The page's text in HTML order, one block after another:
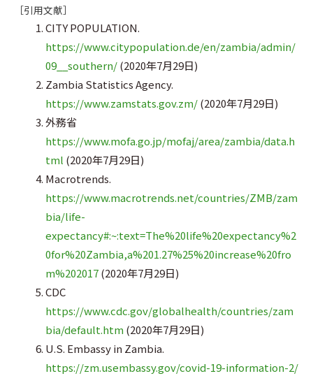
［引用文献］
CITY POPULATION.
https://www.citypopulation.de/en/zambia/admin/
09__southern/(2020年7月29日)
Zambia Statistics Agency.
https://www.zamstats.gov.zm/(2020年7月29日)
外務省
https://www.mofa.go.jp/mofaj/area/zambia/data.h
tml (2020年7月29日)
Macrotrends.
https://www.macrotrends.net/countries/ZMB/zam
bia/life-
expectancy#:~:text=The%20life%20expectancy%2
0for%20Zambia,a%201.27%25%20increase%20fro
m%202017(2020年7月29日)
CDC
https://www.cdc.gov/globalhealth/countries/zam
bia/default.htm (2020年7月29日)
U.S. Embassy in Zambia.
https://zm.usembassy.gov/covid-19-information-2/